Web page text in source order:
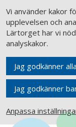
Vi använder kakor
upplevelsen och
Lärtorget har vi
analyskakor.
Jag godkänner
Jag godkänner
Anpassa